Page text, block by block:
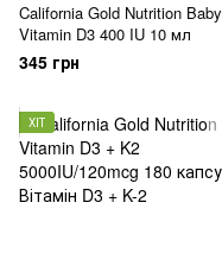
California Gold Nutrition Baby
Vitamin D3 400 IU 10 мл
345 грн
ХІТ